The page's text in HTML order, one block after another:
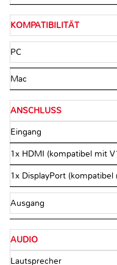
KOMPATIBILITÄT
PC
Mac
ANSCHLUSS
Eingang
1x HDMI (kompatibel mit
1x DisplayPort (kompatibel
Ausgang
AUDIO
Lautsprecher